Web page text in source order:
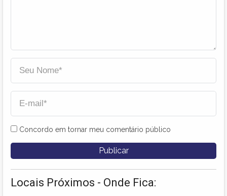
Concordo em tornar meu comentário público
Locais Próximos - Onde Fica: